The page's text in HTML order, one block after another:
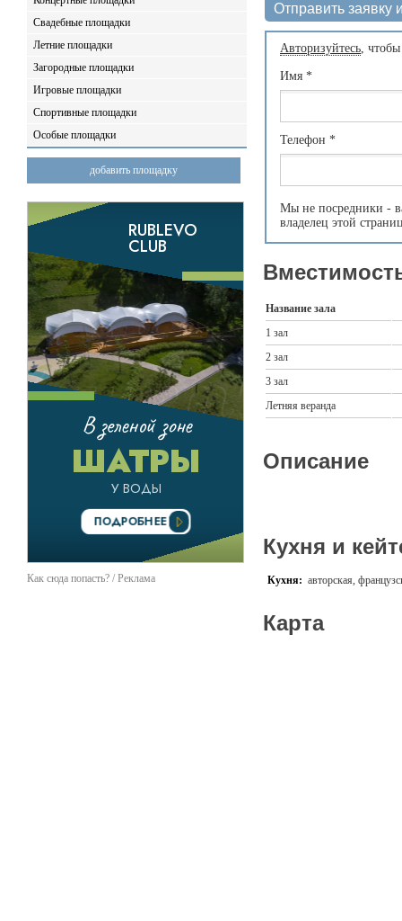
Свадебные площадки
Летние площадки
Загородные площадки
Игровые площадки
Спортивные площадки
Особые площадки
добавить площадку
Как сюда попасть? / Реклама
Отправить заявку
Авторизуйтесь,
Имя *
Телефон *
Мы не посредники -
владелец этой
Название зала
1 зал
2 зал
3 зал
Летняя веранда
Описание
Кухня и
Кухня: авторская,
Карта